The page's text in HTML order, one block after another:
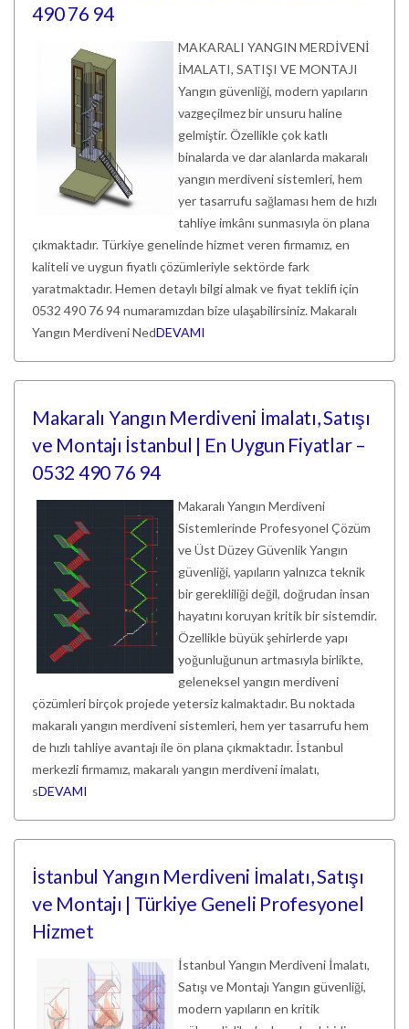
490 76 94
MAKARALI YANGIN MERDİVENİ
İMALATI, SATIŞI VE MONTAJI
Yangın güvenliği, modern yapıların
vazgeçilmez bir unsuru haline
gelmiştir. Özellikle çok katlı
binalarda ve dar alanlarda makaralı
yangın merdiveni sistemleri, hem
yer tasarrufu sağlaması hem de hızlı
tahliye imkânı sunmasıyla ön plana
çıkmaktadır. Türkiye genelinde hizmet veren firmamız, en
kaliteli ve uygun fiyatlı çözümleriyle sektörde fark
yaratmaktadır. Hemen detaylı bilgi almak ve fiyat teklifi için
0532 490 76 94 numaramızdan bize ulaşabilirsiniz. Makaralı
Yangın Merdiveni NedDEVAMI
Makaralı Yangın Merdiveni İmalatı, Satışı
ve Montajı İstanbul | En Uygun Fiyatlar –
0532 490 76 94
Makaralı Yangın Merdiveni
Sistemlerinde Profesyonel Çözüm
ve Üst Düzey Güvenlik Yangın
güvenliği, yapıların yalnızca teknik
bir gerekliliği değil, doğrudan insan
hayatını koruyan kritik bir sistemdir.
Özellikle büyük şehirlerde yapı
yoğunluğunun artmasıyla birlikte,
geleneksel yangın merdiveni
çözümleri birçok projede yetersiz kalmaktadır. Bu noktada
makaralı yangın merdiveni sistemleri, hem yer tasarrufu hem
de hızlı tahliye avantajı ile ön plana çıkmaktadır. İstanbul
merkezli firmamız, makaralı yangın merdiveni imalatı,
sDEVAMI
İstanbul Yangın Merdiveni İmalatı, Satışı
ve Montajı | Türkiye Geneli Profesyonel
Hizmet
İstanbul Yangın Merdiveni İmalatı,
Satışı ve Montajı Yangın güvenliği,
modern yapıların en kritik